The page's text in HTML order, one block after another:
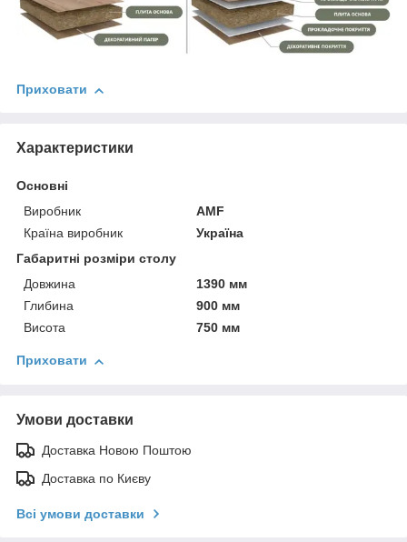
Приховати
Характеристики
Основні
Виробник
AMF
Країна виробник
Україна
Габаритні розміри столу
Довжина
1390 мм
Глибина
900 мм
Висота
750 мм
Приховати
Умови доставки
Доставка Новою Поштою
Доставка по Києву
Всі умови доставки